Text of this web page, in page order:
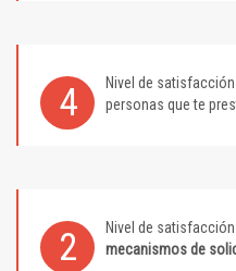
4 Nivel de
personas que te
2 Nivel de
mecanismos de